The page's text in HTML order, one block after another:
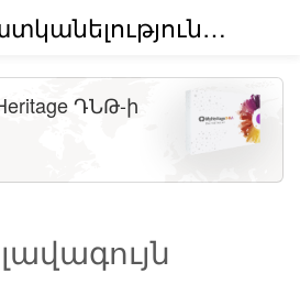
Էթնիկ պատկանելություններն աշխարհում (բետա)
ԴՆԹ-ի